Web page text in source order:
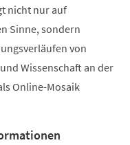
nicht nur auf
Sinne, sondern
von
Wissenschaft an der
Online-Mosaik